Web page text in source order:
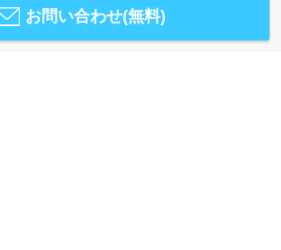
お問い合わせ(無料)